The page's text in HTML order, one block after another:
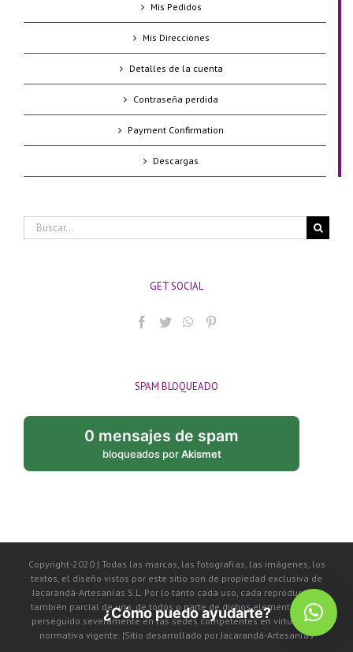
Mis Pedidos
Mis Direcciones
Detalles de la cuenta
Contraseña perdida
Payment Confirmation
Descargas
Buscar:
GET SOCIAL
SPAM BLOQUEADO
0 mensajes de spam
bloqueados porAkismet
Copyright-2020 | Todas las marcas, las fotografías, las imágenes, los
textos, el diseño vistos por este sitio son de propiedad exclusiva de
Jacarandá-Artesanías S.L. Por lo tanto cada uso, cada reproducción
también parcial de uno, de todos o parte de dichos elementos, será
perseguido severamente en las sedes competentes en virtud de la
normativa vigente. |Sitio desarrollado por Jacarandá-Artesanías
¿Cómo puedo ayudarte?